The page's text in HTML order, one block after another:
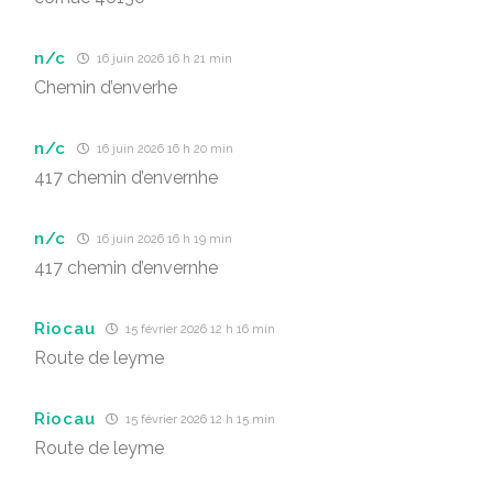
n/c 16 juin 2026 16 h 21 min
Chemin d’enverhe
n/c 16 juin 2026 16 h 20 min
417 chemin d’envernhe
n/c 16 juin 2026 16 h 19 min
417 chemin d’envernhe
Riocau 15 février 2026 12 h 16 min
Route de leyme
Riocau 15 février 2026 12 h 15 min
Route de leyme